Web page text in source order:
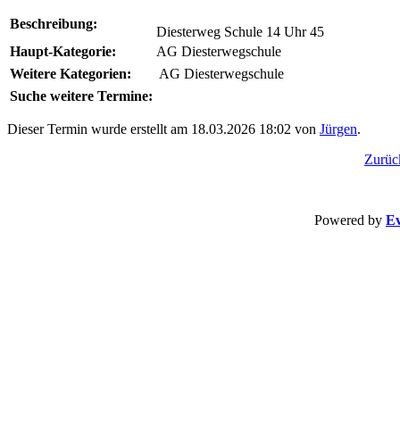
Beschreibung:
Diesterweg Schule 14 Uhr 45
Haupt-Kategorie:
AG Diesterwegschule
Weitere Kategorien:
AG Diesterwegschule
Suche weitere Termine:
Dieser Termin wurde erstellt am 18.03.2026 18:02 von Jürgen.
Powered by